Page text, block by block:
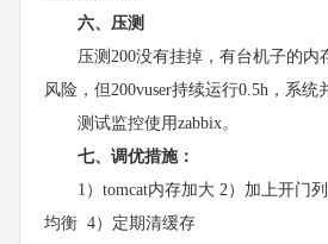
六、压测
压测200没有挂掉，有台机子的内
风险，但200vuser持续运行0.5h，系统
测试监控使用zabbix。
七、调优措施：
1）tomcat内存加大 2）加上开门列
均衡 4）定期清缓存